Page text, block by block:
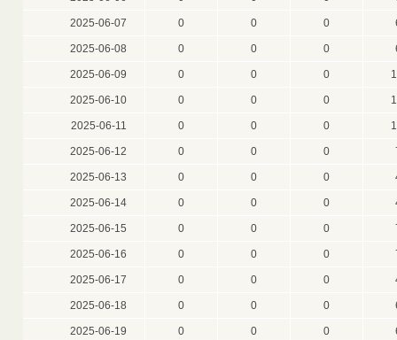
2025-06-07 0 0 0
2025-06-08 0 0 0
2025-06-09 0 0 0
2025-06-10 0 0 0
2025-06-11 0 0 0
2025-06-12 0 0 0
2025-06-13 0 0 0
2025-06-14 0 0 0
2025-06-15 0 0 0
2025-06-16 0 0 0
2025-06-17 0 0 0
2025-06-18 0 0 0
2025-06-19 0 0 0